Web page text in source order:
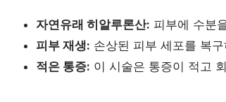
자연유래 히알루론산: 피부에 수분
피부 재생: 손상된 피부 세포를 복
적은 통증: 이 시술은 통증이 적고